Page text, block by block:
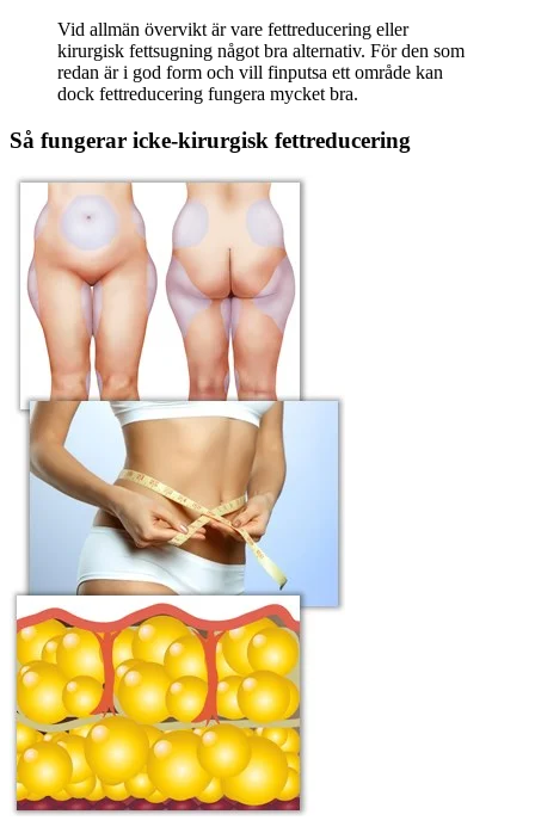
Vid allmän övervikt är vare fettreducering eller
kirurgisk fettsugning något bra alternativ. För den som
redan är i god form och vill finputsa ett område kan
dock fettreducering fungera mycket bra.
Så fungerar icke-kirurgisk fettreducering